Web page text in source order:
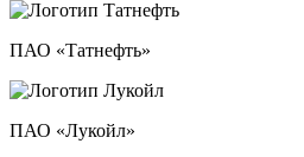
ПАО «Татнефть»
ПАО «Лукойл»